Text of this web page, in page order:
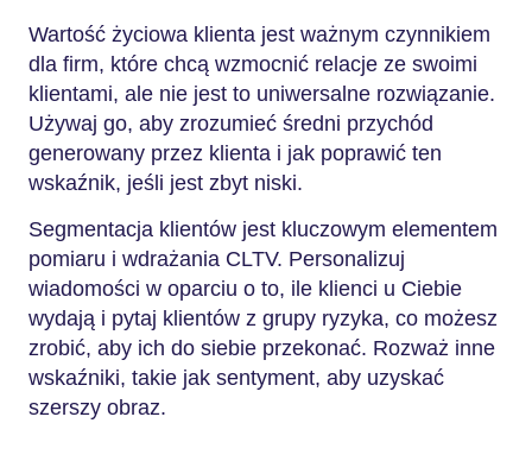
Wartość życiowa klienta jest ważnym czynnikiem
dla firm, które chcą wzmocnić relacje ze swoimi
klientami, ale nie jest to uniwersalne rozwiązanie.
Używaj go, aby zrozumieć średni przychód
generowany przez klienta i jak poprawić ten
wskaźnik, jeśli jest zbyt niski.
Segmentacja klientów jest kluczowym elementem
pomiaru i wdrażania CLTV. Personalizuj
wiadomości w oparciu o to, ile klienci u Ciebie
wydają i pytaj klientów z grupy ryzyka, co możesz
zrobić, aby ich do siebie przekonać. Rozważ inne
wskaźniki, takie jak sentyment, aby uzyskać
szerszy obraz.